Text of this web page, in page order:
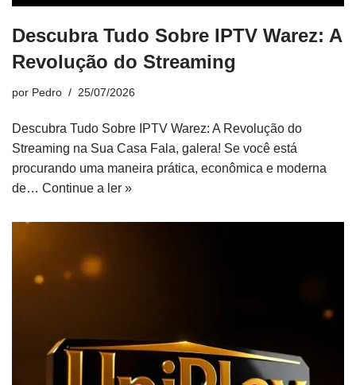
Descubra Tudo Sobre IPTV Warez: A
Revolução do Streaming
por Pedro 25/07/2026
Descubra Tudo Sobre IPTV Warez: A Revolução do
Streaming na Sua Casa Fala, galera! Se você está
procurando uma maneira prática, econômica e moderna
de… Continue a ler »